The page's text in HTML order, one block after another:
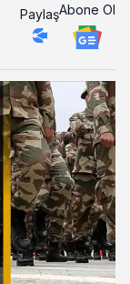
PaylaşAbone Ol